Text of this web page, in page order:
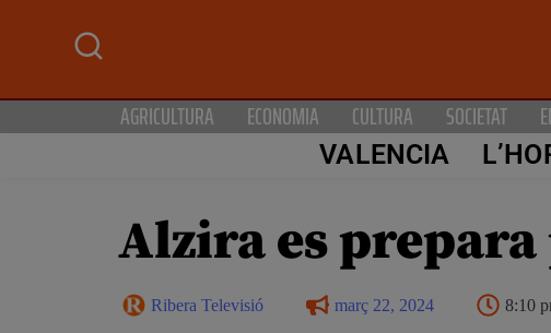
AGRICULTURA ECONOMIA CULTURA SOCIETAT
VALENCIA
Alzira es prepara
Ribera Televisió març 22, 2024 8:10